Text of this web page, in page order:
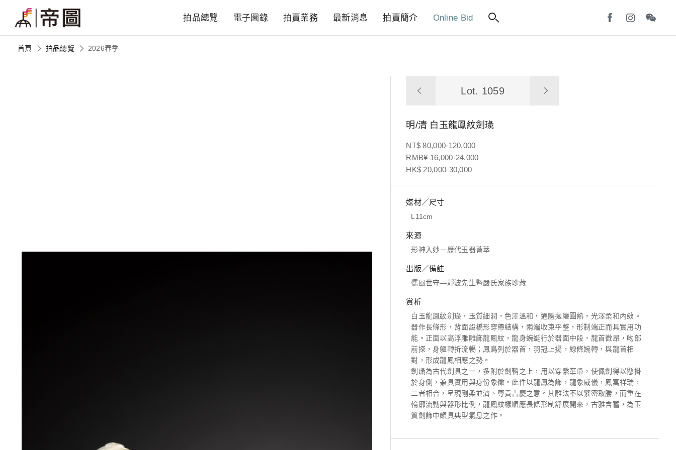
拍品總覽 電子圖錄 拍賣業務 最新消息 拍賣簡介 Online Bid
首頁 拍品總覽 2026春季
Lot. 1059
明/清 白玉龍鳳紋劍璏
NT$ 80,000-120,000
RMB¥ 16,000-24,000
HK$ 20,000-30,000
媒材／尺寸
L11cm
來源
形神入妙－歷代玉器薈萃
出版／備註
儒風世守—靜波先生暨嚴氏家族珍藏
賞析
白玉龍鳳紋劍璏，玉質細潤，色澤溫和，通體拋磨圓熟，光澤柔和內斂。
器作長條形，背面設橋形穿帶結構，兩端收束平整，形制端正而具實用功
能。正面以高浮雕雕飾龍鳳紋，龍身蜿蜒行於器面中段，龍首微昂，吻部
前探，身軀轉折流暢；鳳鳥列於器首，羽冠上揚，線條婉轉，與龍首相
對，形成龍鳳相應之勢。
劍璏為古代劍具之一，多附於劍鞘之上，用以穿繫革帶，使佩劍得以懸掛
於身側，兼具實用與身份象徵。此件以龍鳳為飾，龍象威儀，鳳寓祥瑞，
二者相合，呈現剛柔並濟、尊貴吉慶之意。其雕法不以繁密取勝，而重在
輪廓流動與器形比例，龍鳳紋樣順應長條形制舒展開來，古雅含蓄，為玉
質劍飾中頗具典型氣息之作。